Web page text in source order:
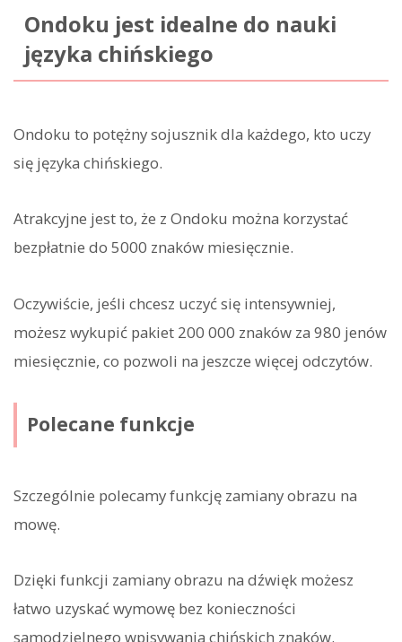
Ondoku jest idealne do nauki
języka chińskiego
Ondoku to potężny sojusznik dla każdego, kto uczy
się języka chińskiego.
Atrakcyjne jest to, że z Ondoku można korzystać
bezpłatnie do 5000 znaków miesięcznie.
Oczywiście, jeśli chcesz uczyć się intensywniej,
możesz wykupić pakiet 200 000 znaków za 980 jenów
miesięcznie, co pozwoli na jeszcze więcej odczytów.
Polecane funkcje
Szczególnie polecamy funkcję zamiany obrazu na
mowę.
Dzięki funkcji zamiany obrazu na dźwięk możesz
łatwo uzyskać wymowę bez konieczności
samodzielnego wpisywania chińskich znaków.